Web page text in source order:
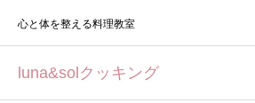
luna&solクッキング
心と体を整える料理教室